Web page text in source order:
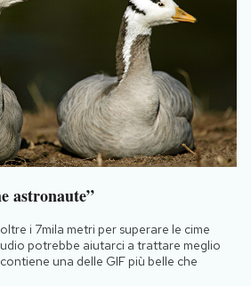
astronaute”
i 7mila metri per superare le cime
potrebbe aiutarci a trattare meglio
una delle GIF più belle che